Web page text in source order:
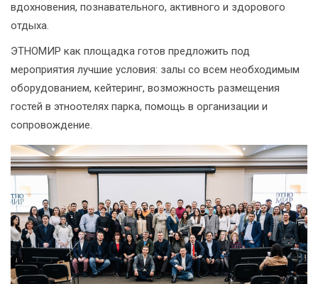
вдохновения, познавательного, активного и здорового
отдыха.
ЭТНОМИР как площадка готов предложить под
мероприятия лучшие условия: залы со всем необходимым
оборудованием, кейтеринг, возможность размещения
гостей в этноотелях парка, помощь в организации и
сопровождение.